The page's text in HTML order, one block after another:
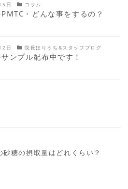
日 コラム
・どんな事をするの？
日 院長ほりうち&スタッフブログ
ンプル配布中です！
砂糖の摂取量はどれくらい？